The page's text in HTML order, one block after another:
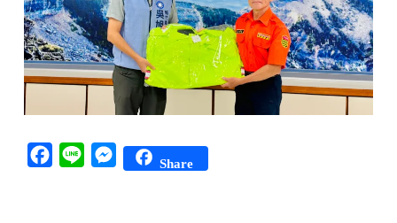
Facebook
Line Messenger
Share